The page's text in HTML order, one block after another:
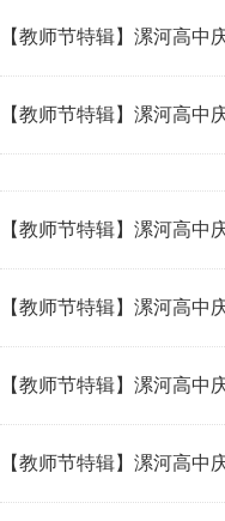
【教师节特辑】漯河高中
【教师节特辑】漯河高中
【教师节特辑】漯河高中
【教师节特辑】漯河高中
【教师节特辑】漯河高中
【教师节特辑】漯河高中